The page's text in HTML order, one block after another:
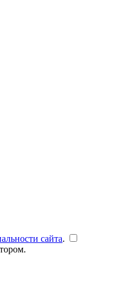
сайта.